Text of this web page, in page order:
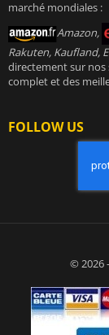
marché mondiales :
Amazon,
Rakuten, Kaufland,
directement sur nos
complet et des
FOLLOW US
© 2026